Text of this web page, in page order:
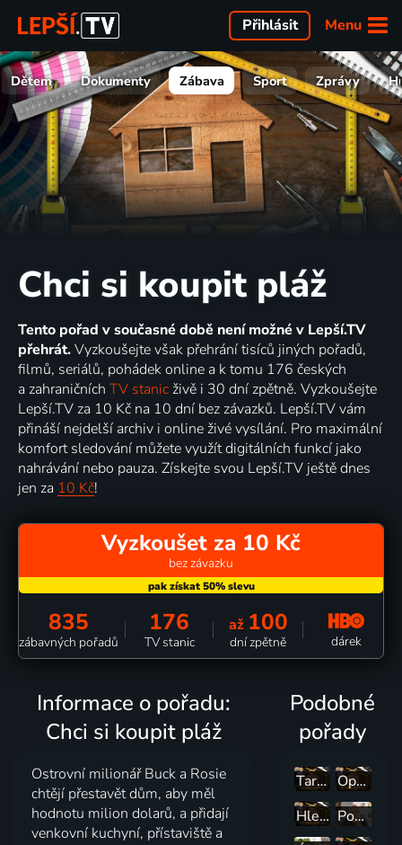
Menu
Přihlásit
Dětem Dokumenty Zábava Sport Zprávy
Chci si koupit pláž
Tento pořad v současné době není možné v Lepší.TV
přehrát.Vyzkoušejte však přehrání tisíců jiných pořadů,
filmů, seriálů, pohádek online a k tomu 176 českých
a zahraničních TV stanic živě i 30 dní zpětně. Vyzkoušejte
Lepší.TV za 10 Kč na 10 dní bez závazků. Lepší.TV vám
přináší nejdelší archiv i online živé vysílání. Pro maximální
komfort sledování můžete využít digitálních funkcí jako
nahrávání nebo pauza. Získejte svou Lepší.TV ještě dnes
jen za 10 Kč!
Vyzkoušet za 10 Kč
bez závazku
835
zábavných pořadů
176
TV stanic
až 100
dní zpětně dárek
Informace o pořadu:
Chci si koupit pláž
Ostrovní milionář Buck a Rosie
chtějí přestavět dům, aby měl
hodnotu milion dolarů, a přidají
venkovní kuchyní, přístaviště a
Podobné
pořady
Tarek a Heather: Velká svatba
Oprava našeho prvního domu
Hledáme nemovitost CXLVI
Pomoc! Zničil jsem si dům!